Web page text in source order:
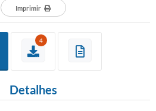
Imprimir
4
Detalhes